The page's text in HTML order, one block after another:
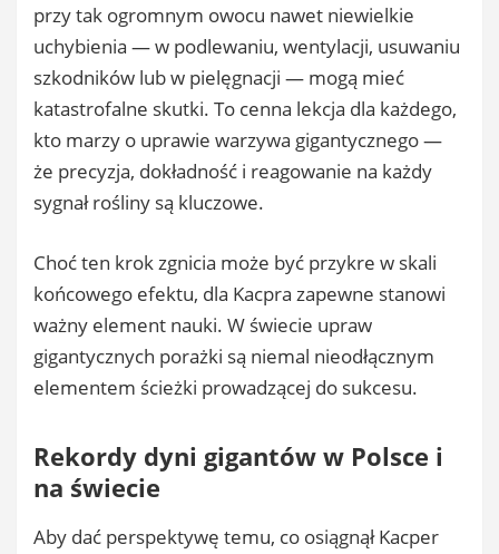
przy tak ogromnym owocu nawet niewielkie
uchybienia — w podlewaniu, wentylacji, usuwaniu
szkodników lub w pielęgnacji — mogą mieć
katastrofalne skutki. To cenna lekcja dla każdego,
kto marzy o uprawie warzywa gigantycznego —
że precyzja, dokładność i reagowanie na każdy
sygnał rośliny są kluczowe.
Choć ten krok zgnicia może być przykre w skali
końcowego efektu, dla Kacpra zapewne stanowi
ważny element nauki. W świecie upraw
gigantycznych porażki są niemal nieodłącznym
elementem ścieżki prowadzącej do sukcesu.
Rekordy dyni gigantów w Polsce i
na świecie
Aby dać perspektywę temu, co osiągnął Kacper